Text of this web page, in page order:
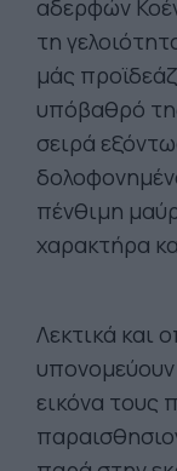
αδερφών
τη
μάς
υπόβαθρό
σειρά
πένθιμη
χαρακτήρα
Λεκτικά και
υπονομεύουν
εικόνα τους